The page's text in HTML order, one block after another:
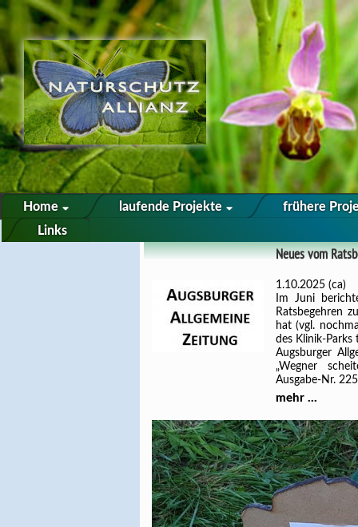
Home laufende Projekte
frühere
Links
Neues vom
1.10.2025 (ca)
Im Juni
Ratsbegehren
hat (vgl.
des Klinik-Parks
Augsburger
„Wegner
Ausgabe-Nr.
mehr ...